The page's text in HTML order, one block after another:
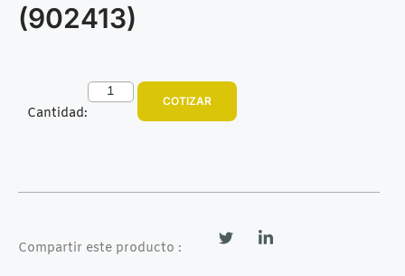
(902413)
Cantidad:
COTIZAR
Compartir este producto :